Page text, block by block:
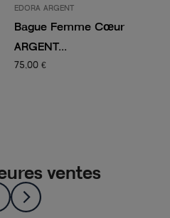
EDORA ARGENT
Bague Femme Cœur
ARGENT...
75,00 €
ventes